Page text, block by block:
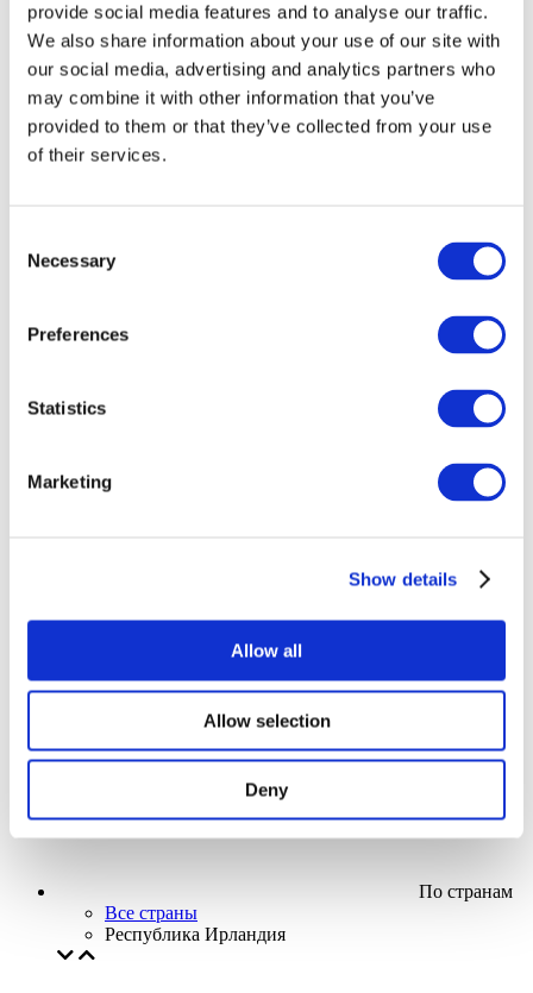
provide social media features and to analyse our traffic.
We also share information about your use of our site with
our social media, advertising and analytics partners who
may combine it with other information that you’ve
provided to them or that they’ve collected from your use
of their services.
Selection
Necessary
Preferences
Statistics
Marketing
Show details
Allow all
Allow selection
Deny
Без поджанра
Применить
По странам
Все страны
Республика Ирландия